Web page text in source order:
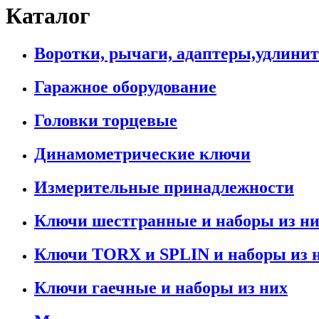
Каталог
Воротки, рычаги,
Гаражное оборудование
Головки торцевые
Динамометрические ключи
Измерительные принадлежности
Ключи шестгранные и наборы из
Ключи TORX и SPLIN и наборы из
Ключи гаечные и наборы из них